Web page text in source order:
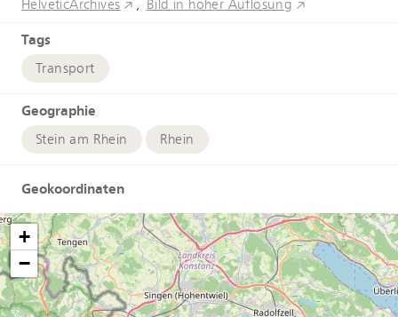
HelveticArchives Bild in hoher Auflösung
Tags
Transport
Geographie
Stein am Rhein Rhein
Geokoordinaten
+
−